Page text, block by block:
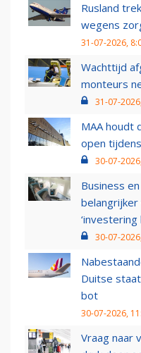
Rusland
wegens
31-07-2026,
Wachttijd
monteurs
31-07-
MAA houdt
open
30-07-
Business
belangrijker
‘investering
30-07-
Duitse
bot
30-07-2026,
Vraag naar